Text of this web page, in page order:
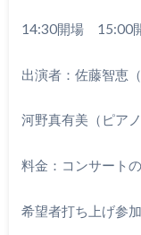
14:30開場 15:00
出演者：佐藤智恵
河野真有美（ピアノ
料金：コンサート
希望者打ち上げ参